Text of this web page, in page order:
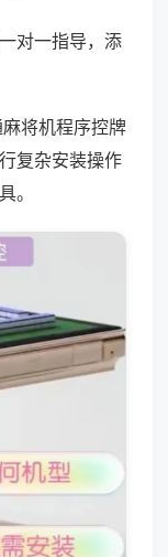
对一指导，添
将机程序控牌
复杂安装操作
。